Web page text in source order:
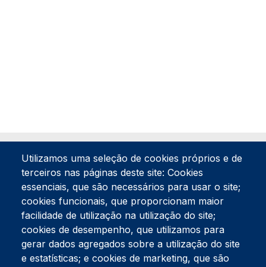
Tel:234 390 100Fax:234 390 100
Endereço Postal
Apartado 42
Utilizamos uma seleção de cookies próprios e de
terceiros nas páginas deste site: Cookies
essenciais, que são necessários para usar o site;
cookies funcionais, que proporcionam maior
facilidade de utilização na utilização do site;
cookies de desempenho, que utilizamos para
gerar dados agregados sobre a utilização do site
e estatísticas; e cookies de marketing, que são